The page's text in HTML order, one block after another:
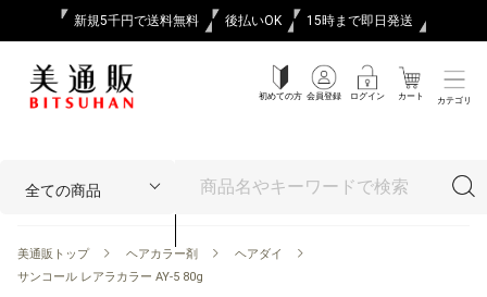
新規5千円で送料無料 後払いOK 15時まで即日発送
初めての方 会員登録 ログイン カート カテゴリ
美通販トップ ヘアカラー剤
ヘアダイ
サンコール レアラカラー AY-5 80g